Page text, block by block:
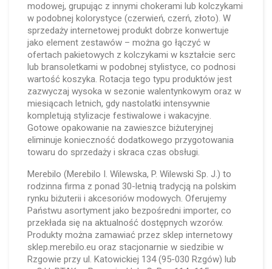
modowej, grupując z innymi chokerami lub kolczykami
w podobnej kolorystyce (czerwień, czerń, złoto). W
sprzedaży internetowej produkt dobrze konwertuje
jako element zestawów – można go łączyć w
ofertach pakietowych z kolczykami w kształcie serc
lub bransoletkami w podobnej stylistyce, co podnosi
wartość koszyka. Rotacja tego typu produktów jest
zazwyczaj wysoka w sezonie walentynkowym oraz w
miesiącach letnich, gdy nastolatki intensywnie
kompletują stylizacje festiwalowe i wakacyjne.
Gotowe opakowanie na zawieszce biżuteryjnej
eliminuje konieczność dodatkowego przygotowania
towaru do sprzedaży i skraca czas obsługi.
Merebilo (Merebilo I. Wilewska, P. Wilewski Sp. J.) to
rodzinna firma z ponad 30-letnią tradycją na polskim
rynku biżuterii i akcesoriów modowych. Oferujemy
Państwu asortyment jako bezpośredni importer, co
przekłada się na aktualność dostępnych wzorów.
Produkty można zamawiać przez sklep internetowy
sklep.merebilo.eu oraz stacjonarnie w siedzibie w
Rzgowie przy ul. Katowickiej 134 (95-030 Rzgów) lub